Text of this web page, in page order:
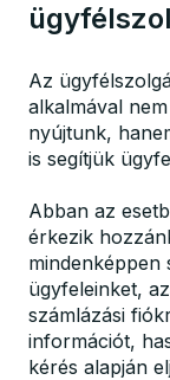
Az
alkalmával
nyújtunk,
is segítjük
Abban az
érkezik
ügyfeleinket,
számlázási
információt,
kérés alapján